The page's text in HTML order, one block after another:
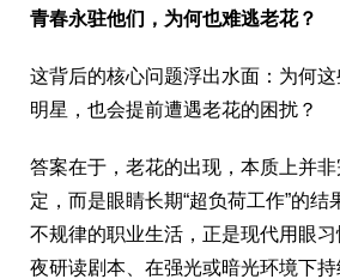
青春永驻他们，为何也难逃老花？
这背后的核心问题浮出水面：为何
明星，也会提前遭遇老花的困扰？
答案在于，老花的出现，本质上并
定，而是眼睛长期“超负荷工作”的结
不规律的职业生活，正是现代用眼
夜研读剧本、在强光或暗光环境下